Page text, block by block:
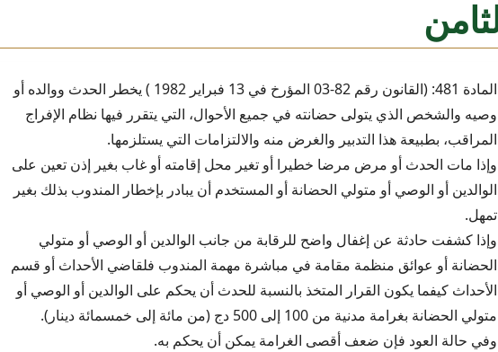
المادة 481: (القانون رقم 82-03 المؤرخ في 13 فبراير 1982 ) يخطر الحدث ووالده أو
وصيه والشخص الذي يتولى حضانته في جميع الأحوال، التي يتقرر فيها نظام الإفراج
المراقب، بطبيعة هذا التدبير والغرض منه والالتزامات التي يستلزمها.
وإذا مات الحدث أو مرض مرضا خطيرا أو تغير محل إقامته أو غاب بغير إذن تعين على
الوالدين أو الوصي أو متولي الحضانة أو المستخدم أن يبادر بإخطار المندوب بذلك بغير
تمهل.
وإذا كشفت حادثة عن إغفال واضح للرقابة من جانب الوالدين أو الوصي أو متولي
الحضانة أو عوائق منظمة مقامة في مباشرة مهمة المندوب فلقاضي الأحداث أو قسم
الأحداث كيفما يكون القرار المتخذ بالنسبة للحدث أن يحكم على الوالدين أو الوصي أو
متولي الحضانة بغرامة مدنية من 100 إلى 500 دج (من مائة إلى خمسمائة دينار).
وفي حالة العود فإن ضعف أقصى الغرامة يمكن أن يحكم به.